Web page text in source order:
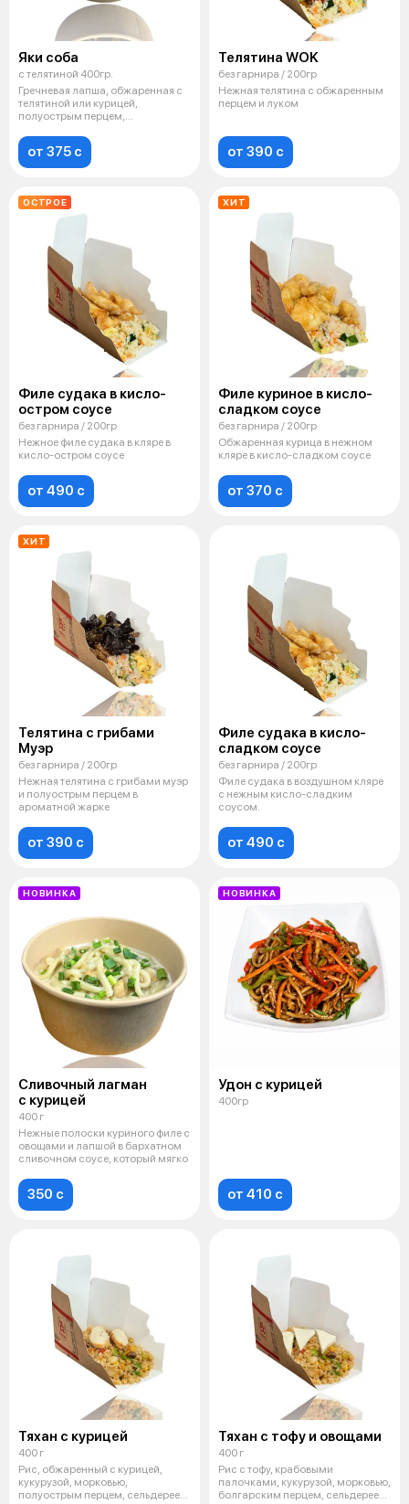
Яки соба
с телятиной 400гр.
Гречневая лапша, обжаренная с
телятиной или курицей,
полуострым перцем,
от 375 c
Телятина WOK
без гарнира / 200гр
Нежная телятина с обжаренным
перцем и луком
от 390 c
ОСТРОЕ
Филе судака в кисло-
остром соусе
без гарнира / 200гр
Нежное филе судака в кляре в
кисло-остром соусе
от 490 c
ХИТ
Филе куриное в кисло-
сладком соусе
без гарнира / 200гр
Обжаренная курица в нежном
кляре в кисло-сладком соусе
от 370 c
ХИТ
Телятина с грибами
Муэр
без гарнира / 200гр
Нежная телятина с грибами муэр
и полуострым перцем в
ароматной жарке
от 390 c
Филе судака в кисло-
сладком соусе
без гарнира / 200гр
Филе судака в воздушном кляре
с нежным кисло-сладким
соусом.
от 490 c
НОВИНКА
Сливочный лагман
с курицей
400 г
Нежные полоски куриного филе с
овощами и лапшой в бархатном
сливочном соусе, который мягко
350 c
НОВИНКА
Удон с курицей
400гр
от 410 c
Тяхан с курицей
400 г
Рис, обжаренный с курицей,
кукурузой, морковью,
полуострым перцем, сельдереем
Тяхан с тофу и овощами
400 г
Рис с тофу, крабовыми
палочками, кукурузой, морковью,
болгарским перцем, сельдереем